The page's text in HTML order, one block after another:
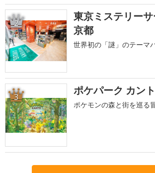
2
東京ミステリー
京都
世界初の「謎」のテーマ
3 ポケパーク カン
ポケモンの森と街を巡る